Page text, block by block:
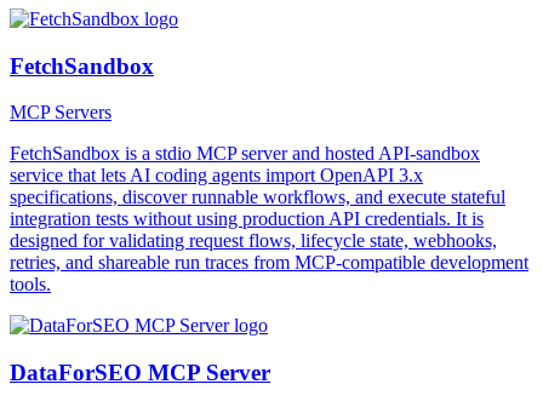
FetchSandbox
MCP Servers
FetchSandbox is a stdio MCP server and hosted API-sandbox
service that lets AI coding agents import OpenAPI 3.x
specifications, discover runnable workflows, and execute stateful
integration tests without using production API credentials. It is
designed for validating request flows, lifecycle state, webhooks,
retries, and shareable run traces from MCP-compatible development
tools.
DataForSEO MCP Server